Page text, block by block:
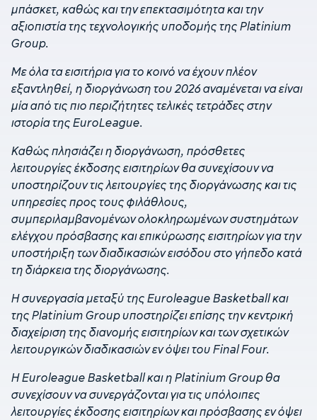
μπάσκετ, καθώς και την επεκτασιμότητα και την
αξιοπιστία της τεχνολογικής υποδομής της Platinium
Group.
Με όλα τα εισιτήρια για το κοινό να έχουν πλέον
εξαντληθεί, η διοργάνωση του 2026 αναμένεται να είναι
μία από τις πιο περιζήτητες τελικές τετράδες στην
ιστορία της EuroLeague.
Καθώς πλησιάζει η διοργάνωση, πρόσθετες
λειτουργίες έκδοσης εισιτηρίων θα συνεχίσουν να
υποστηρίζουν τις λειτουργίες της διοργάνωσης και τις
υπηρεσίες προς τους φιλάθλους,
συμπεριλαμβανομένων ολοκληρωμένων συστημάτων
ελέγχου πρόσβασης και επικύρωσης εισιτηρίων για την
υποστήριξη των διαδικασιών εισόδου στο γήπεδο κατά
τη διάρκεια της διοργάνωσης.
Η συνεργασία μεταξύ της Euroleague Basketball και
της Platinium Group υποστηρίζει επίσης την κεντρική
διαχείριση της διανομής εισιτηρίων και των σχετικών
λειτουργικών διαδικασιών εν όψει του Final Four.
Η Euroleague Basketball και η Platinium Group θα
συνεχίσουν να συνεργάζονται για τις υπόλοιπες
λειτουργίες έκδοσης εισιτηρίων και πρόσβασης εν όψει